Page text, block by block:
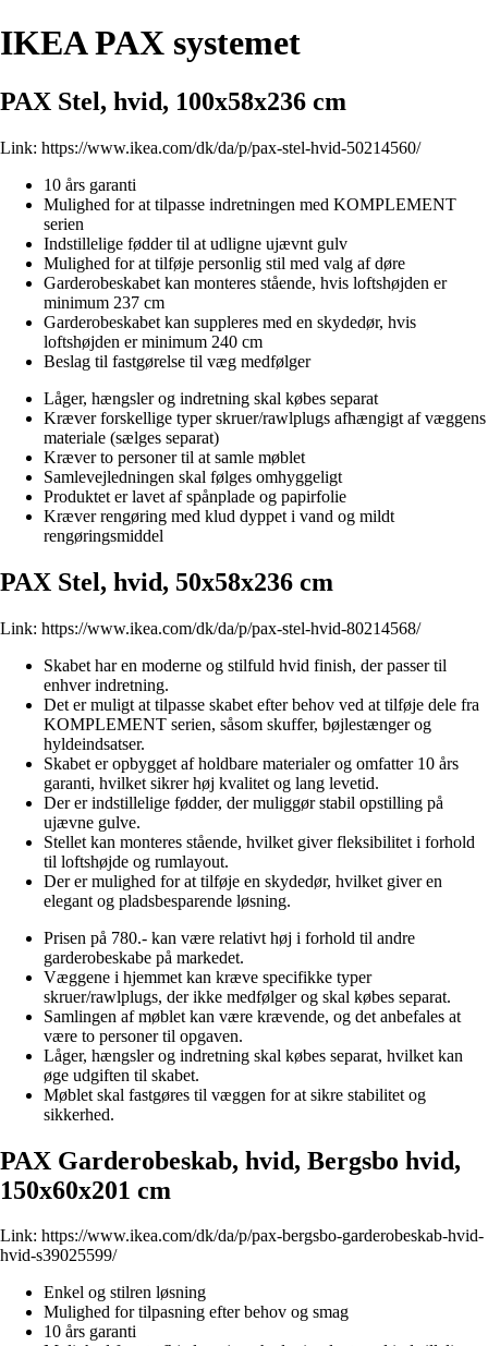
IKEA PAX systemet
PAX Stel, hvid, 100x58x236 cm
Link: https://www.ikea.com/dk/da/p/pax-stel-hvid-50214560/
10 års garanti
Mulighed for at tilpasse indretningen med KOMPLEMENT
serien
Indstillelige fødder til at udligne ujævnt gulv
Mulighed for at tilføje personlig stil med valg af døre
Garderobeskabet kan monteres stående, hvis loftshøjden er
minimum 237 cm
Garderobeskabet kan suppleres med en skydedør, hvis
loftshøjden er minimum 240 cm
Beslag til fastgørelse til væg medfølger
Låger, hængsler og indretning skal købes separat
Kræver forskellige typer skruer/rawlplugs afhængigt af væggens
materiale (sælges separat)
Kræver to personer til at samle møblet
Samlevejledningen skal følges omhyggeligt
Produktet er lavet af spånplade og papirfolie
Kræver rengøring med klud dyppet i vand og mildt
rengøringsmiddel
PAX Stel, hvid, 50x58x236 cm
Link: https://www.ikea.com/dk/da/p/pax-stel-hvid-80214568/
Skabet har en moderne og stilfuld hvid finish, der passer til
enhver indretning.
Det er muligt at tilpasse skabet efter behov ved at tilføje dele fra
KOMPLEMENT serien, såsom skuffer, bøjlestænger og
hyldeindsatser.
Skabet er opbygget af holdbare materialer og omfatter 10 års
garanti, hvilket sikrer høj kvalitet og lang levetid.
Der er indstillelige fødder, der muliggør stabil opstilling på
ujævne gulve.
Stellet kan monteres stående, hvilket giver fleksibilitet i forhold
til loftshøjde og rumlayout.
Der er mulighed for at tilføje en skydedør, hvilket giver en
elegant og pladsbesparende løsning.
Prisen på 780.- kan være relativt høj i forhold til andre
garderobeskabe på markedet.
Væggene i hjemmet kan kræve specifikke typer
skruer/rawlplugs, der ikke medfølger og skal købes separat.
Samlingen af møblet kan være krævende, og det anbefales at
være to personer til opgaven.
Låger, hængsler og indretning skal købes separat, hvilket kan
øge udgiften til skabet.
Møblet skal fastgøres til væggen for at sikre stabilitet og
sikkerhed.
PAX Garderobeskab, hvid, Bergsbo hvid,
150x60x201 cm
Link: https://www.ikea.com/dk/da/p/pax-bergsbo-garderobeskab-hvid-
hvid-s39025599/
Enkel og stilren løsning
Mulighed for tilpasning efter behov og smag
10 års garanti